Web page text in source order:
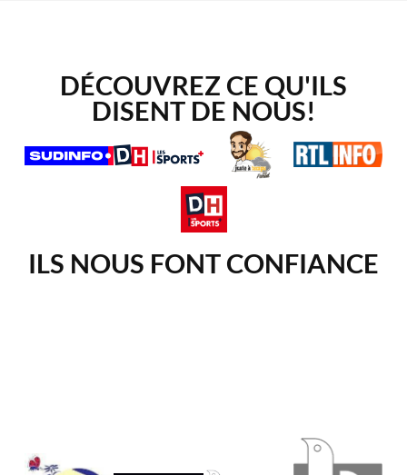
DÉCOUVREZ CE QU'ILS
DISENT DE NOUS!
ILS NOUS FONT CONFIANCE